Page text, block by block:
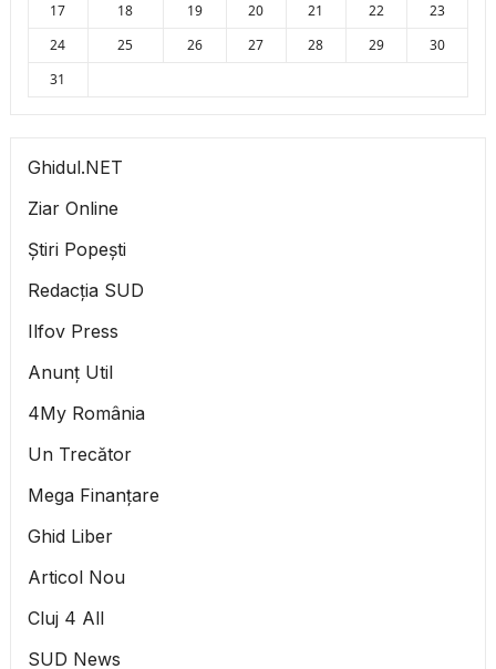
17
18 19 20 21 22
23
24
25 26 27 28 29
30
31
Ghidul.NET
Ziar Online
Știri Popești
Redacția SUD
Ilfov Press
Anunț Util
4My România
Un Trecător
Mega Finanțare
Ghid Liber
Articol Nou
Cluj 4 All
SUD News